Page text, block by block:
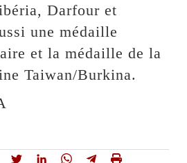
Darfour et
une médaille
et la médaille de la
Taiwan/Burkina.